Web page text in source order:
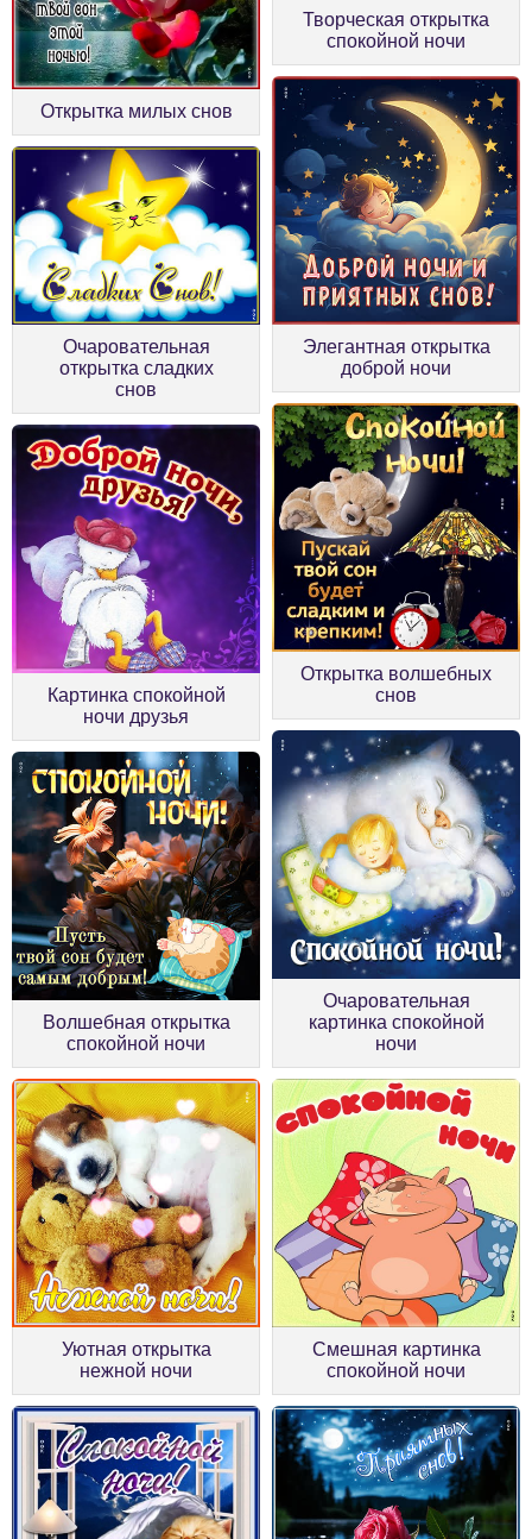
Открытка милых снов
Творческая открытка
спокойной ночи
Очаровательная
открытка сладких
снов
Элегантная открытка
доброй ночи
Картинка спокойной
ночи друзья
Открытка волшебных
снов
Волшебная открытка
спокойной ночи
Очаровательная
картинка спокойной
ночи
Уютная открытка
нежной ночи
Смешная картинка
спокойной ночи